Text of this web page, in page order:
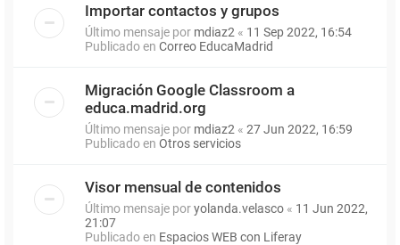
Importar contactos y grupos
Último mensaje por mdiaz2 « 11 Sep 2022, 16:54
Publicado en Correo EducaMadrid
Migración Google Classroom a
educa.madrid.org
Último mensaje por mdiaz2 « 27 Jun 2022, 16:59
Publicado en Otros servicios
Visor mensual de contenidos
Último mensaje poryolanda.velasco « 11 Jun 2022,
21:07
Publicado en Espacios WEB con Liferay